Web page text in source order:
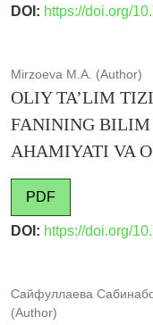
DOI: https://doi.org/
Mirzoeva M.A. (Author)
OLIY TA’LIM
FANINING BILIM
AHAMIYATI VA
PDF
DOI: https://doi.org/
Сайфуллаева
(Author)